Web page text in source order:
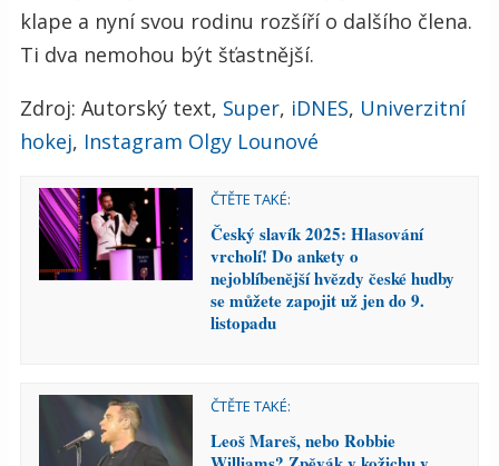
klape a nyní svou rodinu rozšíří o dalšího člena.
Ti dva nemohou být šťastnější.
Zdroj: Autorský text, Super, iDNES, Univerzitní
hokej, Instagram Olgy Lounové
ČTĚTE TAKÉ:
Český slavík 2025: Hlasování
vrcholí! Do ankety o
nejoblíbenější hvězdy české hudby
se můžete zapojit už jen do 9.
listopadu
ČTĚTE TAKÉ:
Leoš Mareš, nebo Robbie